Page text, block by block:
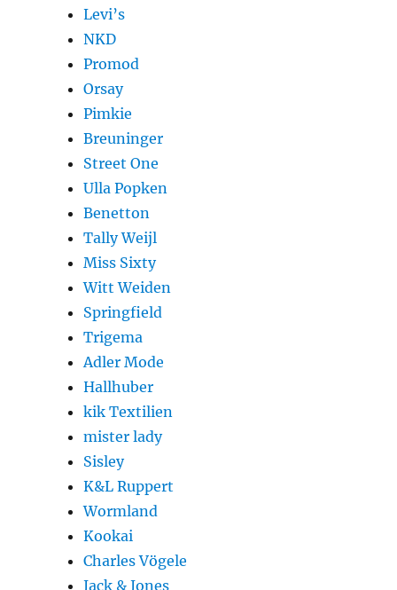
Levi’s
NKD
Promod
Orsay
Pimkie
Breuninger
Street One
Ulla Popken
Benetton
Tally Weijl
Miss Sixty
Witt Weiden
Springfield
Trigema
Adler Mode
Hallhuber
kik Textilien
mister lady
Sisley
K&L Ruppert
Wormland
Kookai
Charles Vögele
Jack & Jones